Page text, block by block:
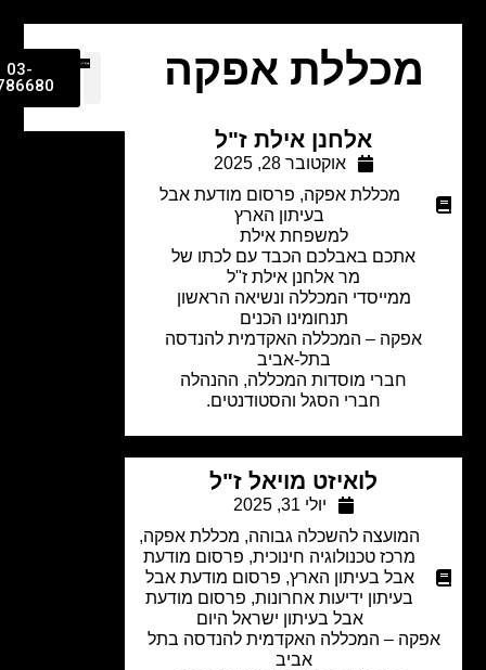
מכללת אפקה
אלחנן אילת ז"ל
אוקטובר 28, 2025
מכללת אפקה,פרסום מודעת אבל
בעיתון הארץ
למשפחת אילת
אתכם באבלכם הכבד עם לכתו של
מר אלחנן אילת ז"ל
ממייסדי המכללה ונשיאה הראשון
תנחומינו הכנים
אפקה – המכללה האקדמית להנדסה
בתל-אביב
חברי מוסדות המכללה, ההנהלה
חברי הסגל והסטודנטים.
לואיזט מויאל ז"ל
המועצה להשכלה גבוהה, מכללת אפקה,
מרכז טכנולוגיה חינוכית ,פרסום מודעת
אבל בעיתון הארץ,פרסום מודעת אבל
בעיתון ידיעות אחרונות,פרסום מודעת
אבל בעיתון ישראל היום
– המכללה האקדמית להנדסה בתל
03-
9786680